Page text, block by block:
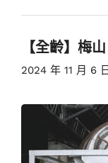
【全齡】梅
2024 年 11 月 6 日